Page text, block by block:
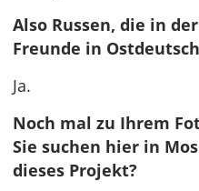
Also Russen, die in
Freunde in
Ja.
Noch mal zu Ihrem
Sie suchen hier in
dieses Projekt?